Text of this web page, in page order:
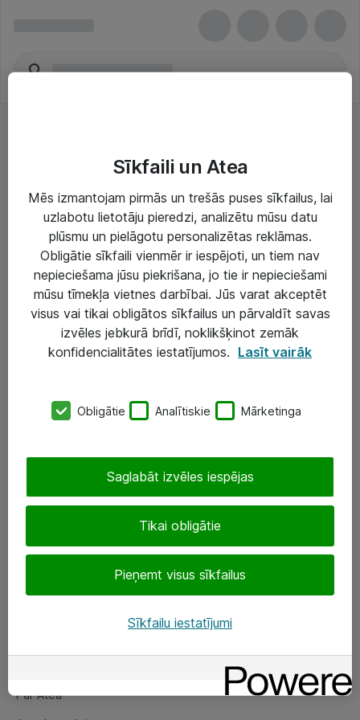
Risinājumi & Pakalpojumi
IT serviss un atbalsts
IT infrastruktūra
Darba vietu IT risinājumi
Serveri un datu centri
SIA „ATEA”
eShop@atea.lv
Sekojiet mums
Par Atea
Par Atea
Sīkfaili un Atea
Mēs izmantojam pirmās un trešās puses sīkfailus, lai
uzlabotu lietotāju pieredzi, analizētu mūsu datu
plūsmu un pielāgotu personalizētas reklāmas.
Obligātie sīkfaili vienmēr ir iespējoti, un tiem nav
nepieciešama jūsu piekrišana, jo tie ir nepieciešami
mūsu tīmekļa vietnes darbībai. Jūs varat akceptēt
visus vai tikai obligātos sīkfailus un pārvaldīt savas
izvēles jebkurā brīdī, noklikšķinot zemāk
konfidencialitātes iestatījumos. Lasīt vairāk
Obligātie Analītiskie Mārketinga
Tikai obligātie
Pieņemt visus sīkfailus
Saglabāt izvēles iespējas
Sīkfailu iestatījumi